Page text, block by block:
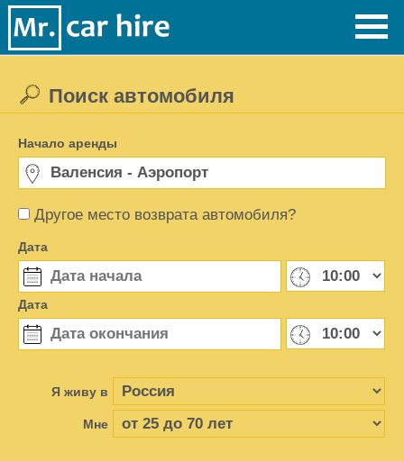
Другое место возврата автомобиля?
Поиск автомобиля
Начало аренды
Дата
Дата
Я живу в
Мне